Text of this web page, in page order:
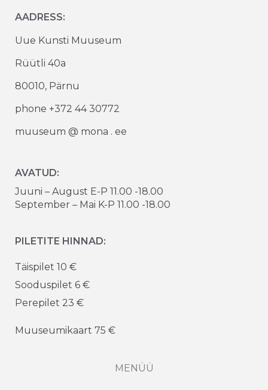
AADRESS:
Uue Kunsti Muuseum
Rüütli 40a
80010, Pärnu
phone +372 44 30772
muuseum @ mona . ee
AVATUD:
Juuni – August E-P 11.00 -18.00
September – Mai K-P 11.00 -18.00
PILETITE HINNAD:
Täispilet 10 €
Sooduspilet 6 €
Perepilet 23 €
Muuseumikaart 75 €
MENÜÜ